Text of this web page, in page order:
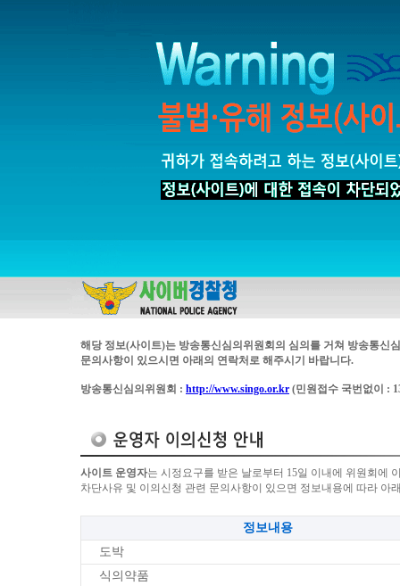
해당 정보(사이트)는 방송통신심의위원회의 심의를 거쳐 방송통신
문의사항이 있으시면 아래의 연락처로 해주시기 바랍니다.
방송통신심의위원회 : http://www.singo.or.kr (민원접수 국번없이 :
사이트 운영자는 시정요구를 받은 날로부터 15일 이내에 위원회에
차단사유 및 이의신청 관련 문의사항이 있으면 정보내용에 따라 아
정보내용
도박
식의약품